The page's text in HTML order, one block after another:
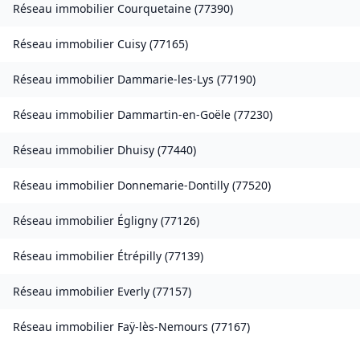
Réseau immobilier Courquetaine (77390)
Réseau immobilier Cuisy (77165)
Réseau immobilier Dammarie-les-Lys (77190)
Réseau immobilier Dammartin-en-Goële (77230)
Réseau immobilier Dhuisy (77440)
Réseau immobilier Donnemarie-Dontilly (77520)
Réseau immobilier Égligny (77126)
Réseau immobilier Étrépilly (77139)
Réseau immobilier Everly (77157)
Réseau immobilier Faÿ-lès-Nemours (77167)